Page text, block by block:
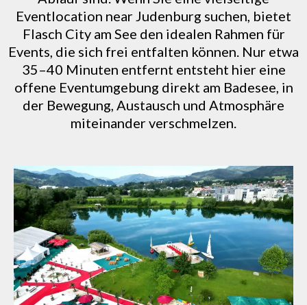
Eventlocation near Judenburg suchen, bietet
Flasch City am See den idealen Rahmen für
Events, die sich frei entfalten können. Nur etwa
35–40 Minuten entfernt entsteht hier eine
offene Eventumgebung direkt am Badesee, in
der Bewegung, Austausch und Atmosphäre
miteinander verschmelzen.